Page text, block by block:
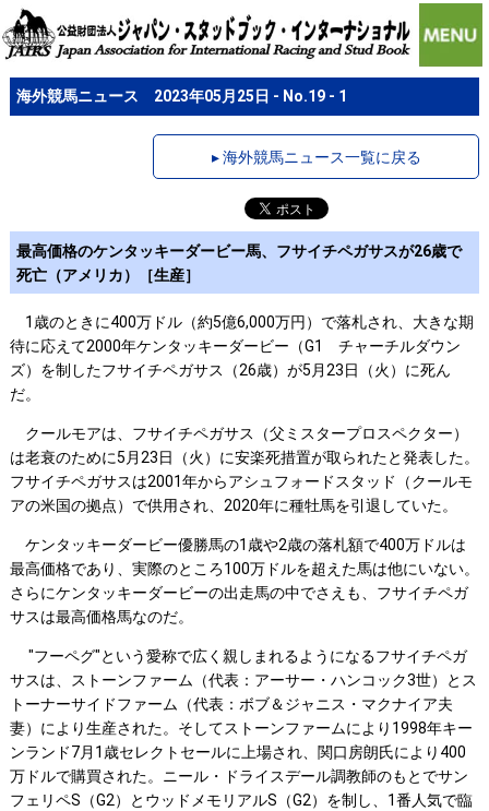
海外競馬ニュース 2023年05月25日 - No.19 - 1
▸ 海外競馬ニュース一覧に戻る
最高価格のケンタッキーダービー馬、フサイチペガサスが26歳で
死亡（アメリカ）［生産］
1歳のときに400万ドル（約5億6,000万円）で落札され、大きな期
待に応えて2000年ケンタッキーダービー（G1 チャーチルダウン
ズ）を制したフサイチペガサス（26歳）が5月23日（火）に死ん
だ。
クールモアは、フサイチペガサス（父ミスタープロスペクター）
は老衰のために5月23日（火）に安楽死措置が取られたと発表した。
フサイチペガサスは2001年からアシュフォードスタッド（クールモ
アの米国の拠点）で供用され、2020年に種牡馬を引退していた。
ケンタッキーダービー優勝馬の1歳や2歳の落札額で400万ドルは
最高価格であり、実際のところ100万ドルを超えた馬は他にいない。
さらにケンタッキーダービーの出走馬の中でさえも、フサイチペガ
サスは最高価格馬なのだ。
"フーペグ"という愛称で広く親しまれるようになるフサイチペガ
サスは、ストーンファーム（代表：アーサー・ハンコック3世）とス
トーナーサイドファーム（代表：ボブ＆ジャニス・マクナイア夫
妻）により生産された。そしてストーンファームにより1998年キー
ンランド7月1歳セレクトセールに上場され、関口房朗氏により400
万ドルで購買された。ニール・ドライスデール調教師のもとでサン
フェリペS（G2）とウッドメモリアルS（G2）を制し、1番人気で臨